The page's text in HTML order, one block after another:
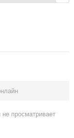
не просматривает